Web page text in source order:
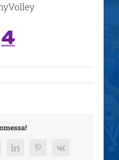
LinkedInPinterest
Vk